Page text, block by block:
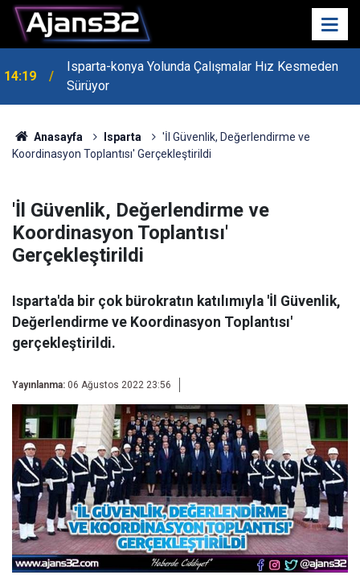
14:19
Isparta-konya Yolunda Çalışmalar Hız Kesmeden
Sürüyor
Anasayfa Isparta
'İl Güvenlik, Değerlendirme ve
Koordinasyon Toplantısı' Gerçekleştirildi
'İl Güvenlik, Değerlendirme ve
Koordinasyon Toplantısı'
Gerçekleştirildi
Isparta'da bir çok bürokratın katılımıyla 'İl Güvenlik,
Değerlendirme ve Koordinasyon Toplantısı'
gerçekleştirildi.
Yayınlanma: 06 Ağustos 2022 23:56